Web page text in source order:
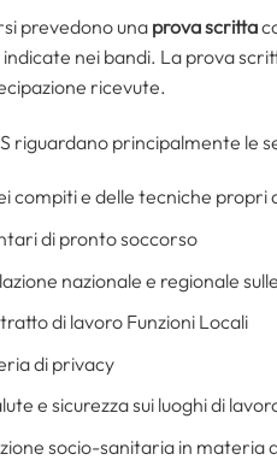
prevedono unaprova scritta
nei bandi. La prova
ricevute.
riguardano principalmente le
compiti e delle tecniche propri
di pronto soccorso
nazionale e regionale
di lavoro Funzioni Locali
di privacy
e sicurezza sui luoghi di
socio-sanitaria in materia